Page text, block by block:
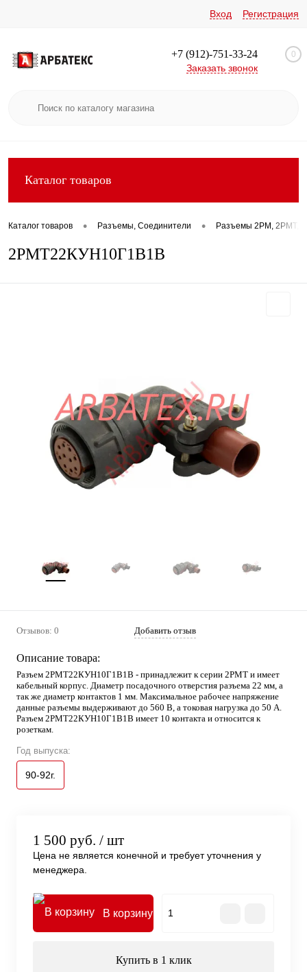
Вход Регистрация
+7 (912)-751-33-24
Заказать звонок
0
Каталог товаров
Каталог товаров • Разъемы, Соединители • Разъемы 2РМ, 2РМТ,
2РМТ22КУН10Г1В1В
Отзывов: 0 Добавить отзыв
Описание товара:
Разъем 2РМТ22КУН10Г1В1В - принадлежит к серии 2РМТ и имеет
кабельный корпус. Диаметр посадочного отверстия разъема 22 мм, а
так же диаметр контактов 1 мм. Максимальное рабочее напряжение
данные разъемы выдерживают до 560 В, а токовая нагрузка до 50 А.
Разъем 2РМТ22КУН10Г1В1В имеет 10 контакта и относится к
розеткам.
Год выпуска:
90-92г.
1 500 руб. / шт
Цена не является конечной и требует уточнения у
менеджера.
В корзину
Купить в 1 клик